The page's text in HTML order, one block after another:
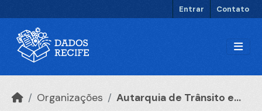
Entrar Contato
Organizações Autarquia de Trânsito e...